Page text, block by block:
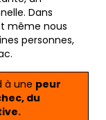
Dans
même nous
personnes,
à une peur
du